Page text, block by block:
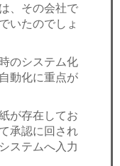
、その会社で
いたのでしょ
のシステム化
動化に重点が
が存在してお
承認に回され
ステムへ入力